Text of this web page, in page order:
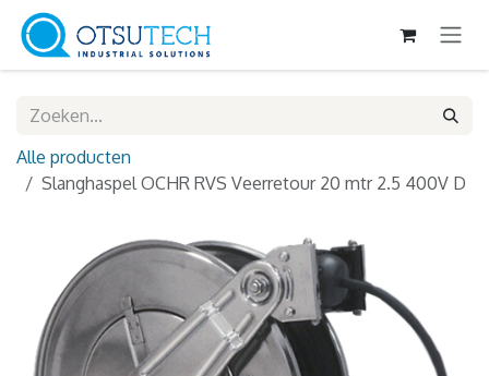
Overslaan naar inhoud
Alle producten
Slanghaspel OCHR RVS Veerretour 20 mtr 2.5 400V D